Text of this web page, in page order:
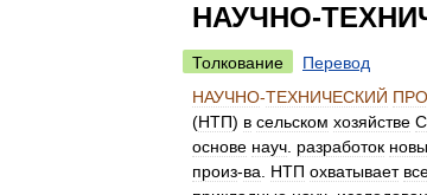
НАУЧНО-
Толкование
Перевод
НАУЧНО-ТЕХНИЧЕСКИЙ
(НТП) в сельском хозяйстве
основе науч разработок
произ-ва НТП охватывает